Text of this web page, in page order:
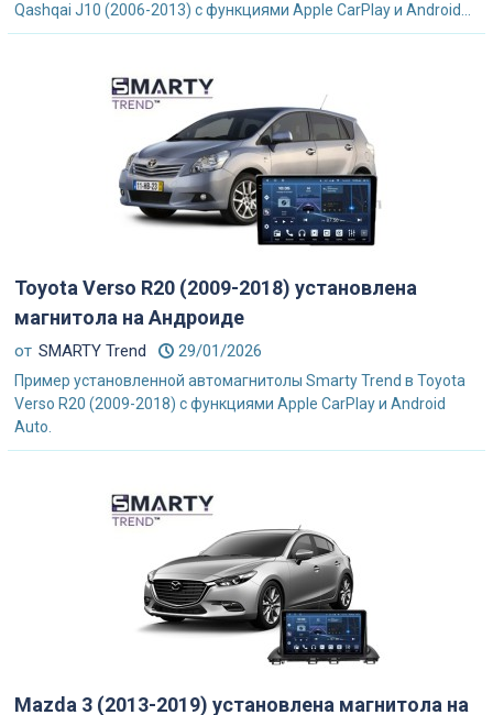
Qashqai J10 (2006-2013) с функциями Apple CarPlay и Android...
Toyota Verso R20 (2009-2018) установлена
магнитола на Андроиде
от SMARTY Trend 29/01/2026
Пример установленной автомагнитолы Smarty Trend в Toyota
Verso R20 (2009-2018) с функциями Apple CarPlay и Android
Auto.
Mazda 3 (2013-2019) установлена магнитола на